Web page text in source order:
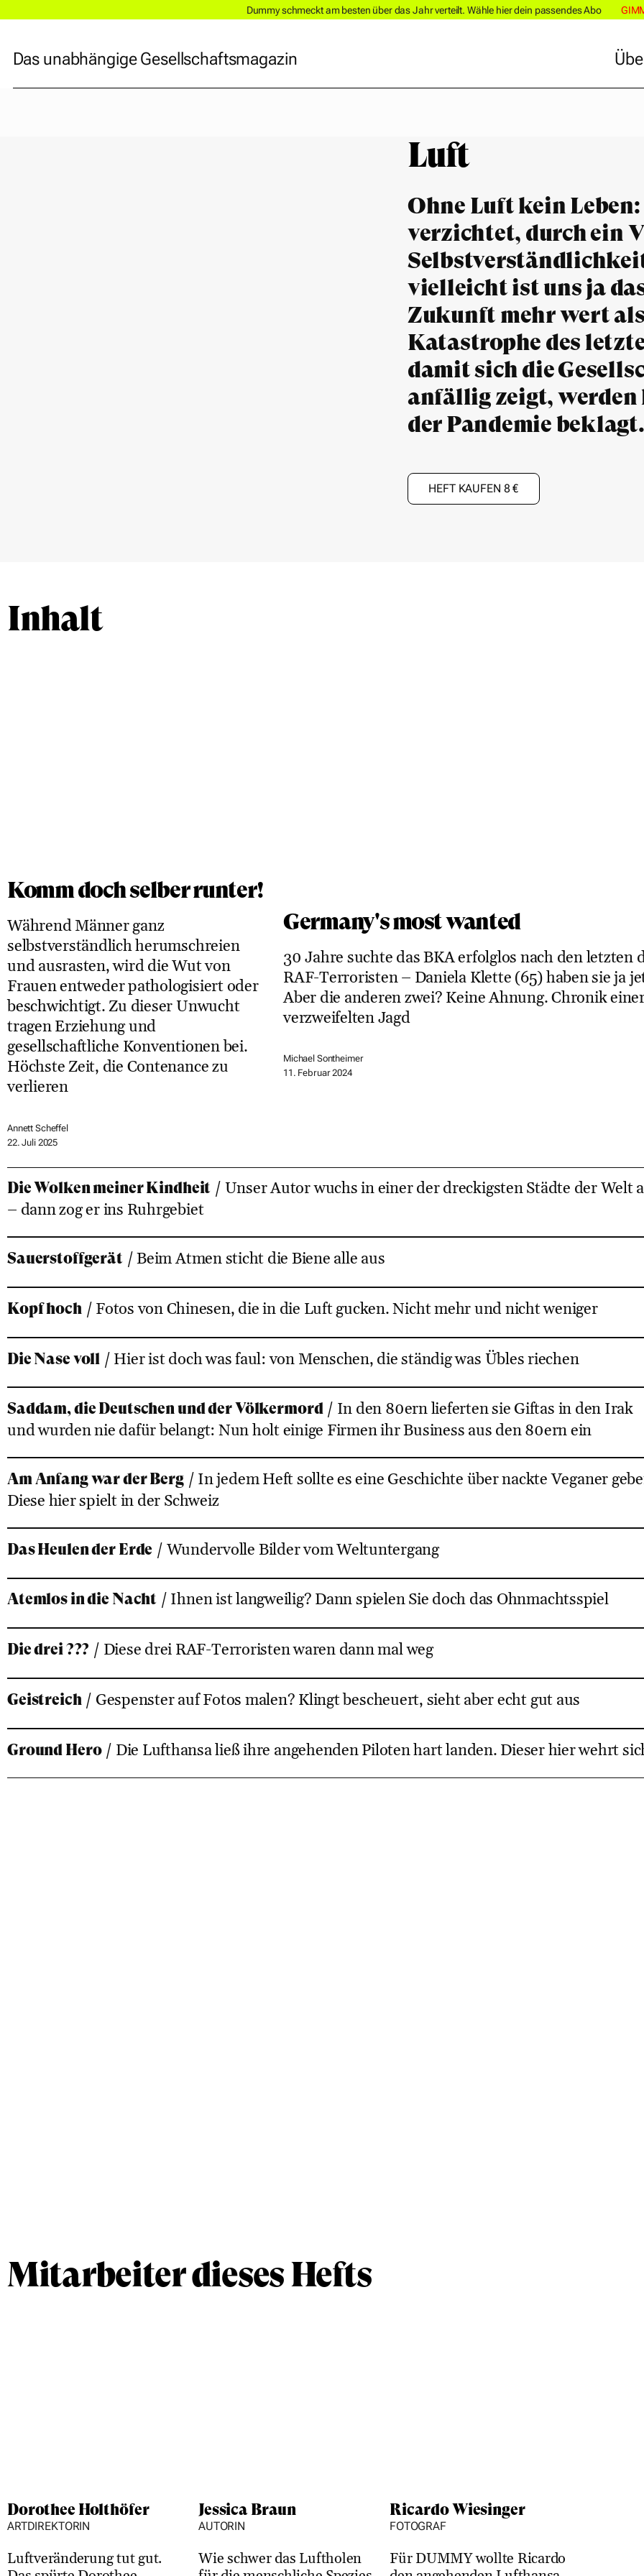
Dummy schmeckt am besten über das Jahr verteilt. Wähle hier dein passendes Abo
Das unabhängige Gesellschaftsmagazin
Luft
Ohne Luft kein
verzichtet, durch ein
vielleicht ist uns ja
Zukunft mehr wert
Katastrophe des
damit sich die
anfällig zeigt,
der Pandemie beklagt.
HEFT KAUFEN 8 €
Inhalt
Komm doch selber runter!
Während Männer ganz
selbstverständlich herumschreien
und ausrasten, wird die Wut von
Frauen entweder pathologisiert oder
beschwichtigt. Zu dieser Unwucht
tragen Erziehung und
gesellschaftliche Konventionen bei.
Höchste Zeit, die Contenance zu
verlieren
Annett Scheffel
22. Juli 2025
Germany's most wanted
30 Jahre suchte das BKA erfolglos nach den letzten
RAF-Terroristen – Daniela Klette (65) haben sie ja
Aber die anderen zwei? Keine Ahnung. Chronik
verzweifelten Jagd
Michael Sontheimer
11. Februar 2024
Die Wolken meiner Kindheit / Unser Autor wuchs in einer der dreckigsten Städte der Welt
– dann zog er ins Ruhrgebiet
Sauerstoffgerät/ Beim Atmen sticht die Biene alle aus
Kopf hoch/ Fotos von Chinesen, die in die Luft gucken. Nicht mehr und nicht weniger
Die Nase voll / Hier ist doch was faul: von Menschen, die ständig was Übles riechen
Saddam, die Deutschen und der Völkermord/ In den 80ern lieferten sie Giftas in den Irak
und wurden nie dafür belangt: Nun holt einige Firmen ihr Business aus den 80ern ein
Am Anfang war der Berg/ In jedem Heft sollte es eine Geschichte über nackte Veganer
Diese hier spielt in der Schweiz
Das Heulen der Erde / Wundervolle Bilder vom Weltuntergang
Atemlos in die Nacht / Ihnen ist langweilig? Dann spielen Sie doch das Ohnmachtsspiel
Die drei ??? / Diese drei RAF-Terroristen waren dann mal weg
Geistreich/ Gespenster auf Fotos malen? Klingt bescheuert, sieht aber echt gut aus
Ground Hero/ Die Lufthansa ließ ihre angehenden Piloten hart landen. Dieser hier wehrt
Mitarbeiter dieses Hefts
Dorothee Holthöfer
ARTDIREKTORIN
Luftveränderung tut gut.
Jessica Braun
AUTORIN
Wie schwer das Luftholen
Ricardo Wiesinger
FOTOGRAF
Für DUMMY wollte Ricardo